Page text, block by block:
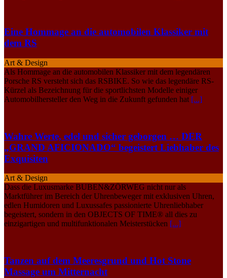
Eine Hommage an die automobilen Klassiker mit
dem RS
Art & Design
Als Hommage an die automobilen Klassiker mit dem legendären
Porsche RS versteht sich das RSBIKE. So wie das legendäre RS-
Kürzel als Bezeichnung für die sportlichsten Modelle einiger
Automobilhersteller den Weg in die Zukunft gefunden hat [...]
Wahre Werte, edel und sicher geborgen … DER
„GRAND AFICIONADO“ begeistert Liebhaber des
Exquisiten
Art & Design
Dass die Luxusmarke BUBEN&ZÖRWEG nicht nur als
Marktführer im Bereich der Uhrenbeweger mit exklusiven Uhren,
edlen Humidoren und Luxussafes passionierte Uhrenliebhaber
begeistert, sondern in den OBJECTS OF TIME® all dies zu
einzigartigen und multifunktionalen Meisterstücken [...]
Tanzen auf dem Meeresgrund und Hot Stone
Massage um Mitternacht